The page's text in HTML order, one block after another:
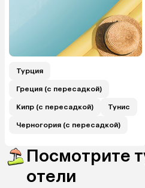
Турция
Греция (с пересадкой)
Кипр (с пересадкой) Тунис
Черногория (с пересадкой)
Посмотрите
отели